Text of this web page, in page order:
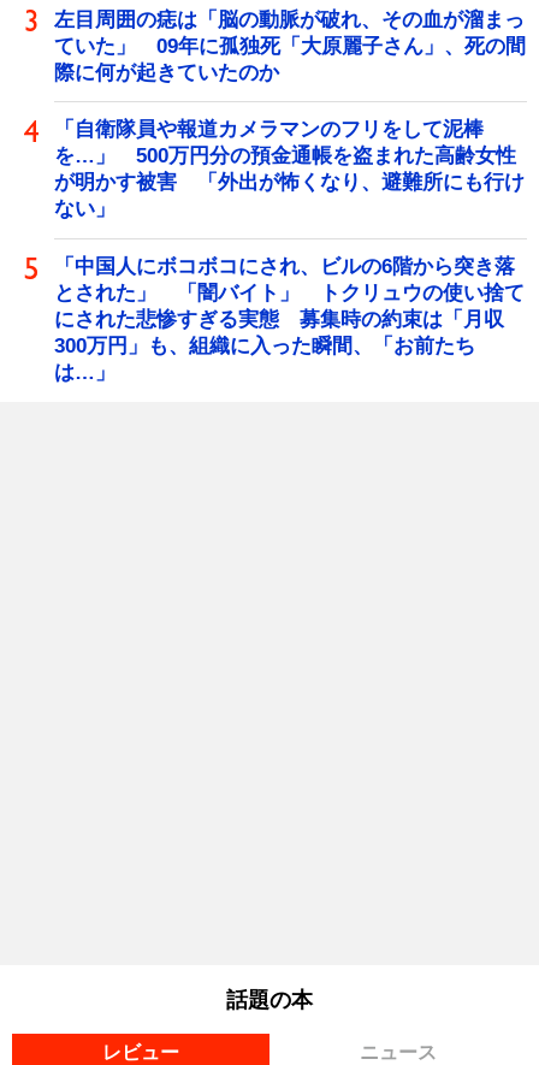
左目周囲の痣は「脳の動脈が破れ、その血が溜まっ
ていた」 09年に孤独死「大原麗子さん」、死の間
際に何が起きていたのか
「自衛隊員や報道カメラマンのフリをして泥棒
を…」 500万円分の預金通帳を盗まれた高齢女性
が明かす被害 「外出が怖くなり、避難所にも行け
ない」
「中国人にボコボコにされ、ビルの6階から突き落
とされた」 「闇バイト」 トクリュウの使い捨て
にされた悲惨すぎる実態 募集時の約束は「月収
300万円」も、組織に入った瞬間、「お前たち
は…」
話題の本
レビュー ニュース